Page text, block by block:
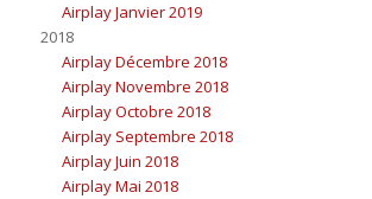
Airplay Janvier 2019
2018
Airplay Décembre 2018
Airplay Novembre 2018
Airplay Octobre 2018
Airplay Septembre 2018
Airplay Juin 2018
Airplay Mai 2018